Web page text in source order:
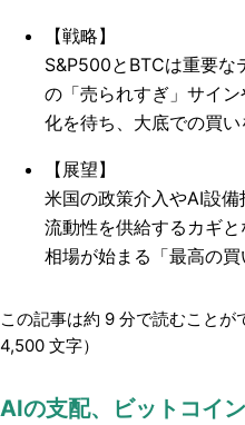
【戦略】
S&P500とBTCは重要な
の「売られすぎ」サイ
化を待ち、大底での買い
【展望】
米国の政策介入やAI設
流動性を供給するカギ
相場が始まる「最高の
この記事は約 9 分で読むことが
4,500 文字）
AIの支配、ビットコイ